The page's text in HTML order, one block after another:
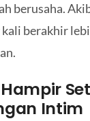
berusaha.
berakhir
Intim